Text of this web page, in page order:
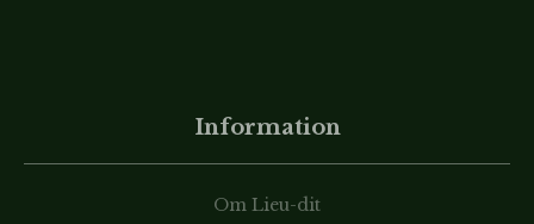
Information
Om Lieu-dit